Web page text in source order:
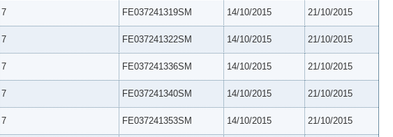
7 FE037241319SM 14/10/2015 21/10/2015
7 FE037241322SM 14/10/2015 21/10/2015
7 FE037241336SM 14/10/2015 21/10/2015
7 FE037241340SM 14/10/2015 21/10/2015
7 FE037241353SM 14/10/2015 21/10/2015